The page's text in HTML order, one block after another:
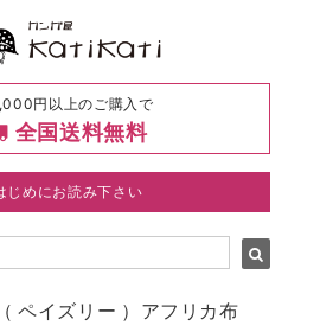
円以上のご購入で
全国送料無料
じめにお読み下さい
ペイズリー ）アフリカ布